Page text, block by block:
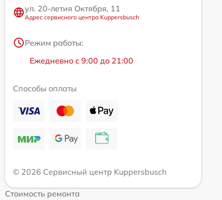
ул. 20-летия Октября, 11
Адрес сервисного центра Kuppersbusch
Режим работы:
Ежедневно с 9:00 до 21:00
Способы оплаты
© 2026 Сервисный центр Kuppersbusch
Стоимость ремонта